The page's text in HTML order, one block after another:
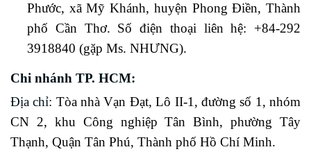
Phước, xã Mỹ Khánh, huyện Phong Điền, Thành
phố Cần Thơ. Số điện thoại liên hệ: +84-292
3918840 (gặp Ms. NHƯNG).
Chi nhánh TP. HCM:
Địa chỉ: Tòa nhà Vạn Đạt, Lô II-1, đường số 1, nhóm
CN 2, khu Công nghiệp Tân Bình, phường Tây
Thạnh, Quận Tân Phú, Thành phố Hồ Chí Minh.